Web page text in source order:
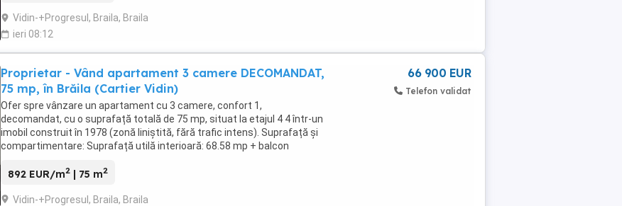
Vidin-+Progresul, Braila, Braila
ieri 08:12
Proprietar - Vând apartament 3 camere DECOMANDAT,
75 mp, în Brăila (Cartier Vidin)
Ofer spre vânzare un apartament cu 3 camere, confort 1,
decomandat, cu o suprafață totală de 75 mp, situat la etajul 4 4 într-un
imobil construit în 1978 (zonă liniștită, fără trafic intens). Suprafață și
compartimentare: Suprafață utilă interioară: 68.58 mp + balcon
892 EUR/m2 | 75 m2
Vidin-+Progresul, Braila, Braila
66 900 EUR
Telefon validat